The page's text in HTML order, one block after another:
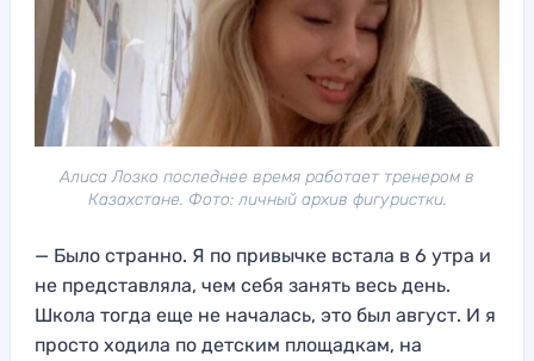
Алиса Лозко последнее время работает тренером в
Казахстане. Фото: личный архив фигуристки.
— Было странно. Я по привычке встала в 6 утра и
не представляла, чем себя занять весь день.
Школа тогда еще не началась, это был август. И я
просто ходила по детским площадкам, на